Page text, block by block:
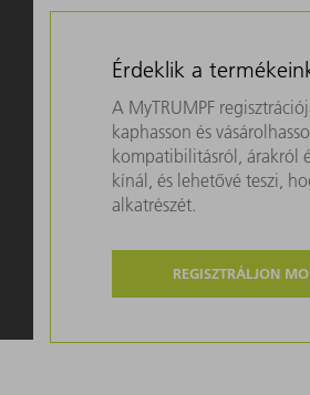
Érdeklik a
A MyTRUMPF
kaphasson és
kompatibilitásról, árakról
kínál, és lehetővé teszi,
alkatrészét.
REGISZTRÁLJON